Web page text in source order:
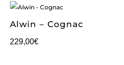
Alwin – Cognac
229,00€